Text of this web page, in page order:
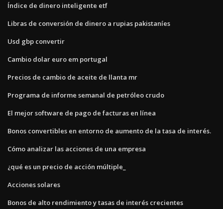
Índice de dinero inteligente etf
Libras de conversión de dinero a rupias pakistaníes
Usd gbp convertir
Cambio dolar euro em portugal
Precios de cambio de aceite de llanta mr
Programa de informe semanal de petróleo crudo
El mejor software de pago de facturas en línea
Bonos convertibles en entorno de aumento de la tasa de interés.
Cómo analizar las acciones de una empresa
¿qué es un precio de acción múltiple_
Acciones solares
Bonos de alto rendimiento y tasas de interés crecientes